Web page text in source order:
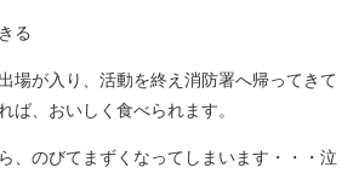
る
が入り、活動を終え消防署へ帰ってきて
ば、おいしく食べられます。
、のびてまずくなってしまいます・・・泣